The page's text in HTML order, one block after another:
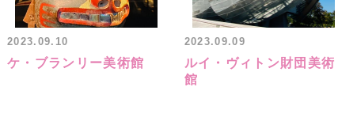
2023.09.10
ケ・ブランリー美術館
2023.09.09
ルイ・ヴィトン財団美術
館